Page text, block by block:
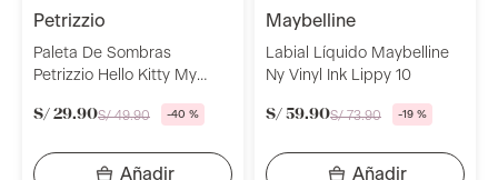
petrizzio
Paleta De Sombras
Petrizzio Hello Kitty My
Rules
S/ 29.90S/ 49.90 -40 %
maybelline
Labial Líquido Maybelline
Ny Vinyl Ink Lippy 10
S/ 59.90S/ 73.90 -19 %